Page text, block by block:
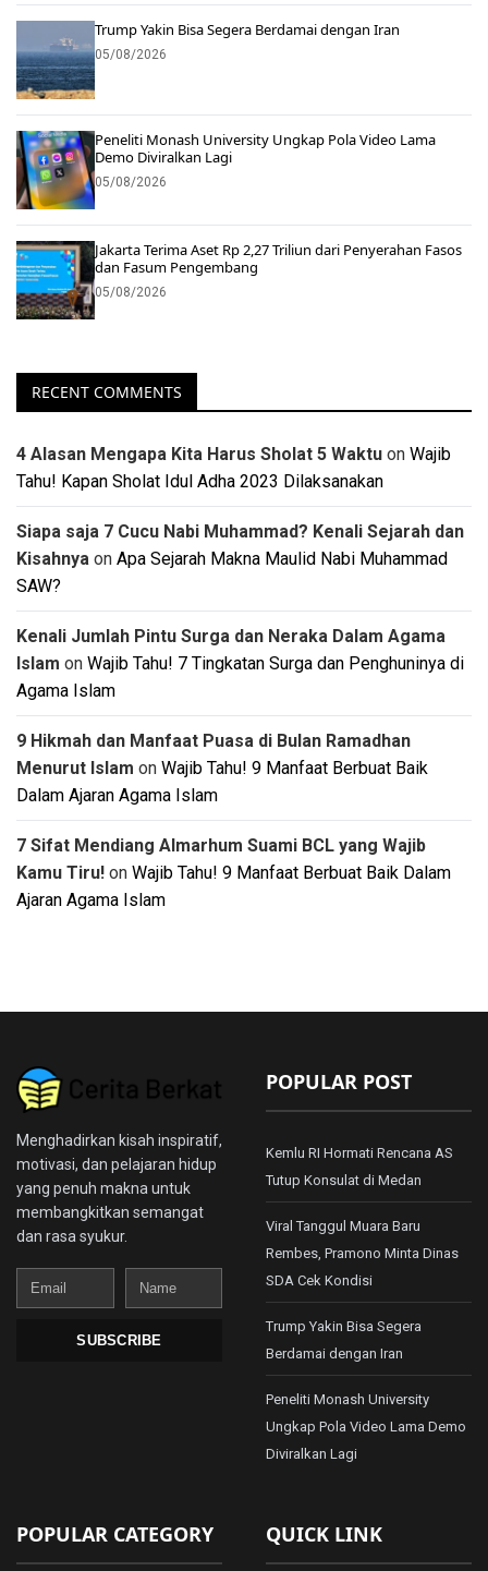
Trump Yakin Bisa Segera Berdamai dengan Iran
05/08/2026
Peneliti Monash University Ungkap Pola Video Lama
Demo Diviralkan Lagi
05/08/2026
Jakarta Terima Aset Rp 2,27 Triliun dari Penyerahan Fasos
dan Fasum Pengembang
05/08/2026
RECENT COMMENTS
4 Alasan Mengapa Kita Harus Sholat 5 Waktu on Wajib
Tahu! Kapan Sholat Idul Adha 2023 Dilaksanakan
Siapa saja 7 Cucu Nabi Muhammad? Kenali Sejarah dan
Kisahnya on Apa Sejarah Makna Maulid Nabi Muhammad
SAW?
Kenali Jumlah Pintu Surga dan Neraka Dalam Agama
Islam on Wajib Tahu! 7 Tingkatan Surga dan Penghuninya di
Agama Islam
9 Hikmah dan Manfaat Puasa di Bulan Ramadhan
Menurut Islam on Wajib Tahu! 9 Manfaat Berbuat Baik
Dalam Ajaran Agama Islam
7 Sifat Mendiang Almarhum Suami BCL yang Wajib
Kamu Tiru! on Wajib Tahu! 9 Manfaat Berbuat Baik Dalam
Ajaran Agama Islam
Menghadirkan kisah inspiratif,
motivasi, dan pelajaran hidup
yang penuh makna untuk
membangkitkan semangat
dan rasa syukur.
Email
Name
SUBSCRIBE
POPULAR POST
Kemlu RI Hormati Rencana AS
Tutup Konsulat di Medan
Viral Tanggul Muara Baru
Rembes, Pramono Minta Dinas
SDA Cek Kondisi
Trump Yakin Bisa Segera
Berdamai dengan Iran
Peneliti Monash University
Ungkap Pola Video Lama Demo
Diviralkan Lagi
POPULAR CATEGORY QUICK LINK